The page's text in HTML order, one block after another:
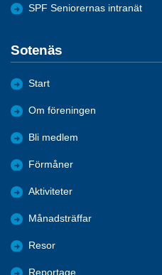
SPF Seniorernas intranät
Sotenäs
Start
Om föreningen
Bli medlem
Förmåner
Aktiviteter
Månadsträffar
Resor
Reportage